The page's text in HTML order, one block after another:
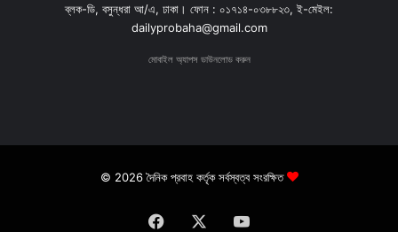
ব্লক-ডি, বসুন্ধরা আ/এ, ঢাকা। ফোন : ০১৭১৪-০৩৮৮২৩, ই-মেইল:
dailyprobaha@gmail.com
মোবাইল অ্যাপস ডাউনলোড করুন
© 2026 দৈনিক প্রবাহ কর্তৃক সর্বস্বত্ব সংরক্ষিত
Facebook